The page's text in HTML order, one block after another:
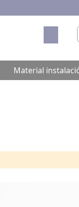
Mi
Material